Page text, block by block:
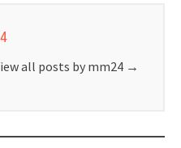
all posts by mm24 →